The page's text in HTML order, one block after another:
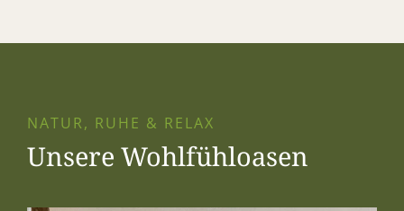
NATUR, RUHE & RELAX
Unsere Wohlfühloasen